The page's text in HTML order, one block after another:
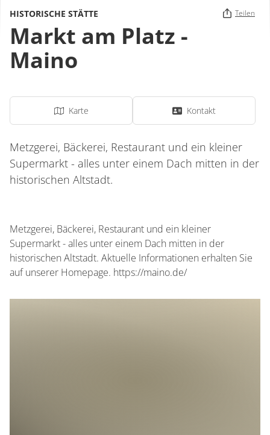
HISTORISCHE STÄTTE Teilen
Markt am Platz -
Maino
Karte Kontakt
Metzgerei, Bäckerei, Restaurant und ein kleiner
Supermarkt - alles unter einem Dach mitten in der
historischen Altstadt.
Metzgerei, Bäckerei, Restaurant und ein kleiner
Supermarkt - alles unter einem Dach mitten in der
historischen Altstadt. Aktuelle Informationen erhalten Sie
auf unserer Homepage. https://maino.de/